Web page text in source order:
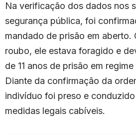
Na verificação dos dados nos
segurança pública, foi
mandado de prisão em aberto.
roubo, ele estava foragido e
de 11 anos de prisão em
Diante da confirmação da
indivíduo foi preso e
medidas legais cabíveis.